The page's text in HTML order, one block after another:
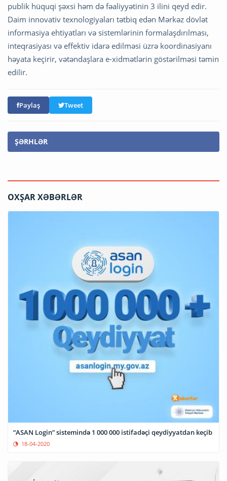
publik hüquqi şəxsi həm də fəaliyyətinin 3 ilini qeyd edir.
Daim innovativ texnologiyaları tətbiq edən Mərkəz dövlət
informasiya ehtiyatları və sistemlərinin formalaşdırılması,
inteqrasiyası və effektiv idarə edilməsi üzrə koordinasiyanı
həyata keçirir, vətəndaşlara e-xidmətlərin göstərilməsi təmin
edilir.
Paylaş Tweet
ŞƏRHLƏR
OXŞAR XƏBƏRLƏR
“ASAN Login” sistemində 1 000 000 istifadəçi qeydiyyatdan keçib
18-04-2020